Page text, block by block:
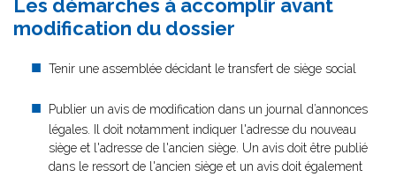
Les démarches à accomplir avant
modification du dossier
Tenir une assemblée décidant le transfert de siège social
Publier un avis de modification dans un journal d’annonces
légales. Il doit notamment indiquer l'adresse du nouveau
siège et l'adresse de l'ancien siège. Un avis doit être publié
dans le ressort de l'ancien siège et un avis doit également